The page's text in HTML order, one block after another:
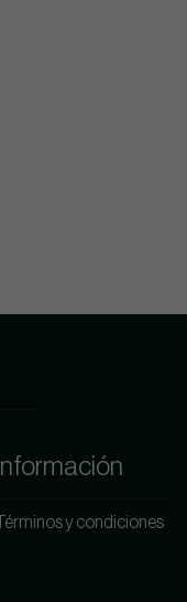
Información
Términos y condiciones